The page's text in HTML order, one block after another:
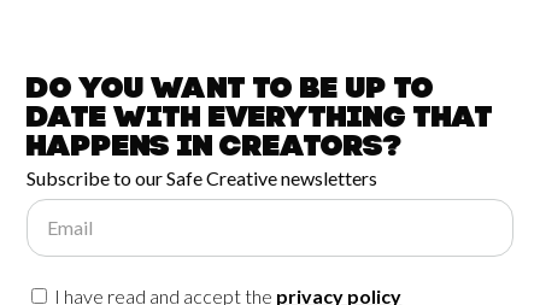
Do you want to be up to
date witheverything that
happens inCreators?
Subscribe to our Safe Creative newsletters
Email
I have read and accept the privacy policy